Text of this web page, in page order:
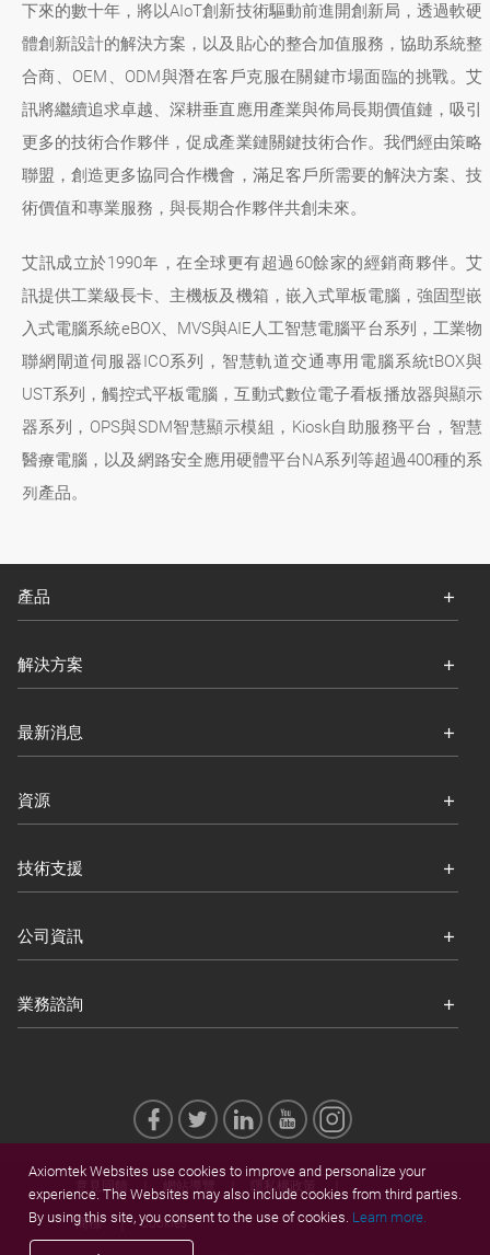
下來的數十年，將以AIoT創新技術驅動前進開創新局，透過軟硬
體創新設計的解決方案，以及貼心的整合加值服務，協助系統整
合商、OEM、ODM與潛在客戶克服在關鍵市場面臨的挑戰。艾
訊將繼續追求卓越、深耕垂直應用產業與佈局長期價值鏈，吸引
更多的技術合作夥伴，促成產業鏈關鍵技術合作。我們經由策略
聯盟，創造更多協同合作機會，滿足客戶所需要的解決方案、技
術價值和專業服務，與長期合作夥伴共創未來。
艾訊成立於1990年，在全球更有超過60餘家的經銷商夥伴。艾
訊提供工業級長卡、主機板及機箱，嵌入式單板電腦，強固型嵌
入式電腦系統eBOX、MVS與AIE人工智慧電腦平台系列，工業物
聯網閘道伺服器ICO系列，智慧軌道交通專用電腦系統tBOX與
UST系列，觸控式平板電腦，互動式數位電子看板播放器與顯示
器系列，OPS與SDM智慧顯示模組，Kiosk自助服務平台，智慧
醫療電腦，以及網路安全應用硬體平台NA系列等超過400種的系
列產品。
產品
解決方案
最新消息
資源
技術支援
公司資訊
業務諮詢
意見回饋 網站導覽 隱私權政策
商標 Cookies
Axiomtek Websites use cookies to improve and personalize your
experience. The Websites may also include cookies from third parties.
By using this site, you consent to the use of cookies. Learn more.